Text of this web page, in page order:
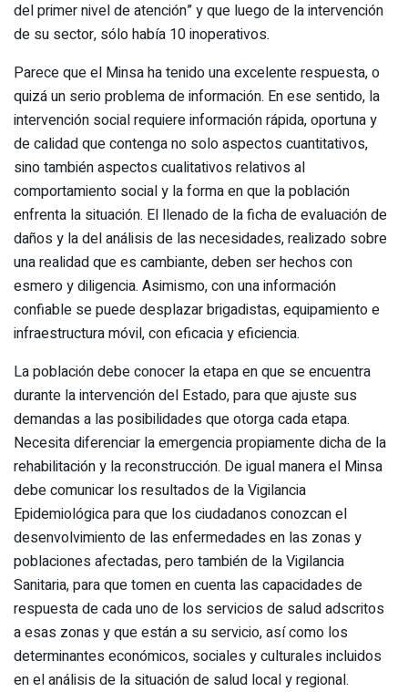
del primer nivel de atención” y que luego de la intervención
de su sector, sólo había 10 inoperativos.
Parece que el Minsa ha tenido una excelente respuesta, o
quizá un serio problema de información. En ese sentido, la
intervención social requiere información rápida, oportuna y
de calidad que contenga no solo aspectos cuantitativos,
sino también aspectos cualitativos relativos al
comportamiento social y la forma en que la población
enfrenta la situación. El llenado de la ficha de evaluación de
daños y la del análisis de las necesidades, realizado sobre
una realidad que es cambiante, deben ser hechos con
esmero y diligencia. Asimismo, con una información
confiable se puede desplazar brigadistas, equipamiento e
infraestructura móvil, con eficacia y eficiencia.
La población debe conocer la etapa en que se encuentra
durante la intervención del Estado, para que ajuste sus
demandas a las posibilidades que otorga cada etapa.
Necesita diferenciar la emergencia propiamente dicha de la
rehabilitación y la reconstrucción. De igual manera el Minsa
debe comunicar los resultados de la Vigilancia
Epidemiológica para que los ciudadanos conozcan el
desenvolvimiento de las enfermedades en las zonas y
poblaciones afectadas, pero también de la Vigilancia
Sanitaria, para que tomen en cuenta las capacidades de
respuesta de cada uno de los servicios de salud adscritos
a esas zonas y que están a su servicio, así como los
determinantes económicos, sociales y culturales incluidos
en el análisis de la situación de salud local y regional.